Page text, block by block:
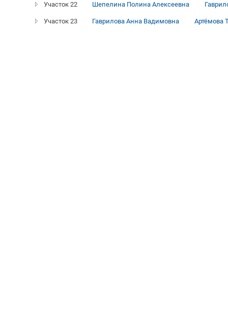
Участок 22 Шепелина Полина Алексеевна
Участок 23 Гаврилова Анна Вадимовна Артёмова